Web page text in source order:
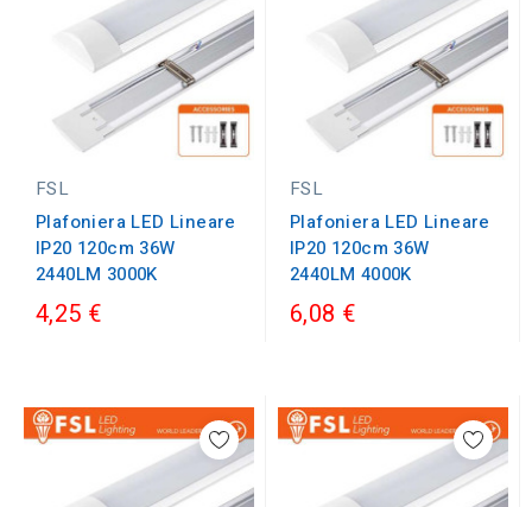
FSL
Plafoniera LED Lineare
IP20 120cm 36W
2440LM 3000K
4,25 €
FSL
Plafoniera LED Lineare
IP20 120cm 36W
2440LM 4000K
6,08 €